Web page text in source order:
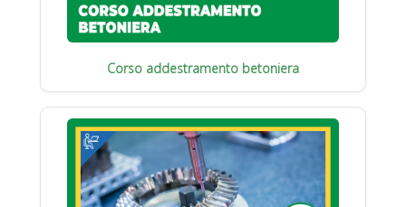
Corso addestramento betoniera